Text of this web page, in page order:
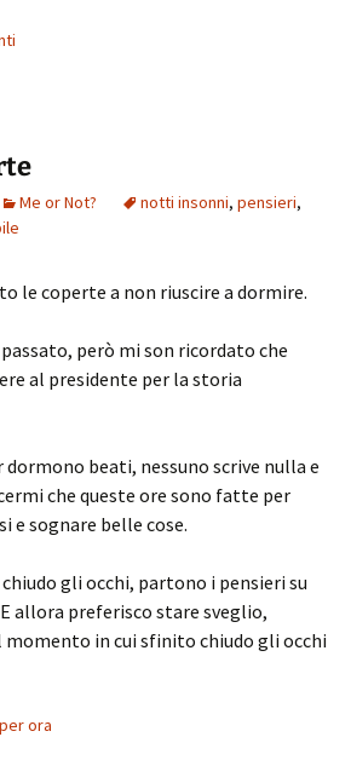
Me or Not? notti insonni, pensieri,
le coperte a non riuscire a dormire.
però mi son ricordato che
al presidente per la storia
dormono beati, nessuno scrive nulla e
che queste ore sono fatte per
e sognare belle cose.
chiudo gli occhi, partono i pensieri su
allora preferisco stare sveglio,
momento in cui sfinito chiudo gli occhi
ora